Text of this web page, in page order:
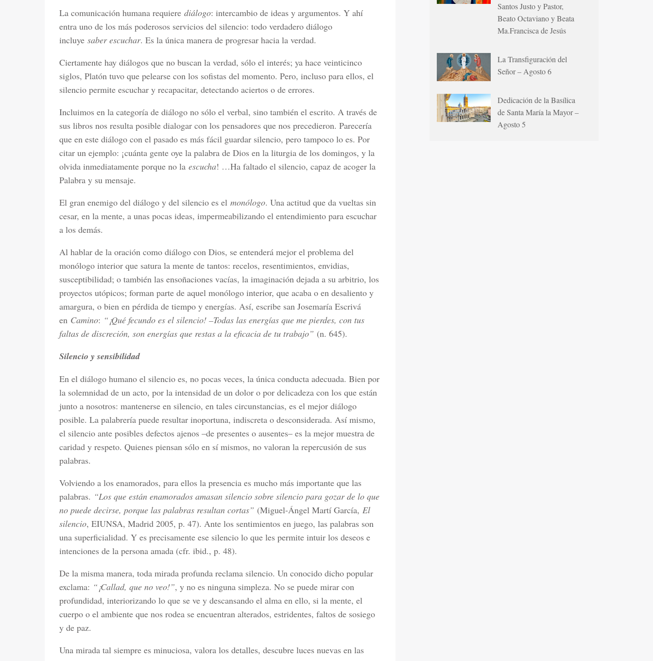
La comunicación humana requiere diálogo: intercambio de ideas y argumentos. Y ahí
entra uno de los más poderosos servicios del silencio: todo verdadero diálogo
incluye saber escuchar. Es la única manera de progresar hacia la verdad.
Ciertamente hay diálogos que no buscan la verdad, sólo el interés; ya hace veinticinco
siglos, Platón tuvo que pelearse con los sofistas del momento. Pero, incluso para ellos, el
silencio permite escuchar y recapacitar, detectando aciertos o de errores.
Incluimos en la categoría de diálogo no sólo el verbal, sino también el escrito. A través de
sus libros nos resulta posible dialogar con los pensadores que nos precedieron. Parecería
que en este diálogo con el pasado es más fácil guardar silencio, pero tampoco lo es. Por
citar un ejemplo: ¡cuánta gente oye la palabra de Dios en la liturgia de los domingos, y la
olvida inmediatamente porque no la escucha! …Ha faltado el silencio, capaz de acoger la
Palabra y su mensaje.
El gran enemigo del diálogo y del silencio es el monólogo. Una actitud que da vueltas sin
cesar, en la mente, a unas pocas ideas, impermeabilizando el entendimiento para escuchar
a los demás.
Al hablar de la oración como diálogo con Dios, se entenderá mejor el problema del
monólogo interior que satura la mente de tantos: recelos, resentimientos, envidias,
susceptibilidad; o también las ensoñaciones vacías, la imaginación dejada a su arbitrio, los
proyectos utópicos; forman parte de aquel monólogo interior, que acaba o en desaliento y
amargura, o bien en pérdida de tiempo y energías. Así, escribe san Josemaría Escrivá
en Camino: “¡Qué fecundo es el silencio! –Todas las energías que me pierdes, con tus
faltas de discreción, son energías que restas a la eficacia de tu trabajo” (n. 645).
Silencio y sensibilidad
En el diálogo humano el silencio es, no pocas veces, la única conducta adecuada. Bien por
la solemnidad de un acto, por la intensidad de un dolor o por delicadeza con los que están
junto a nosotros: mantenerse en silencio, en tales circunstancias, es el mejor diálogo
posible. La palabrería puede resultar inoportuna, indiscreta o desconsiderada. Así mismo,
el silencio ante posibles defectos ajenos –de presentes o ausentes– es la mejor muestra de
caridad y respeto. Quienes piensan sólo en sí mismos, no valoran la repercusión de sus
palabras.
Volviendo a los enamorados, para ellos la presencia es mucho más importante que las
palabras. “Los que están enamorados amasan silencio sobre silencio para gozar de lo que
no puede decirse, porque las palabras resultan cortas” (Miguel-Ángel Martí García, El
silencio, EIUNSA, Madrid 2005, p. 47). Ante los sentimientos en juego, las palabras son
una superficialidad. Y es precisamente ese silencio lo que les permite intuir los deseos e
intenciones de la persona amada (cfr. ibid., p. 48).
De la misma manera, toda mirada profunda reclama silencio. Un conocido dicho popular
exclama: “¡Callad, que no veo!”, y no es ninguna simpleza. No se puede mirar con
profundidad, interiorizando lo que se ve y descansando el alma en ello, si la mente, el
cuerpo o el ambiente que nos rodea se encuentran alterados, estridentes, faltos de sosiego
y de paz.
Una mirada tal siempre es minuciosa, valora los detalles, descubre luces nuevas en las
Santos Justo y Pastor,
Beato Octaviano y Beata
Ma.Francisca de Jesús
La Transfiguración del
Señor – Agosto 6
Dedicación de la Basílica
de Santa María la Mayor –
Agosto 5